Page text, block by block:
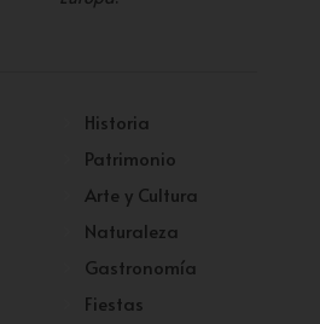
Historia
Patrimonio
Arte y Cultura
Naturaleza
Gastronomía
Fiestas